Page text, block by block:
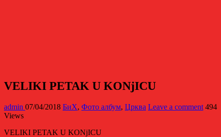
VELIKI PETAK U KONjICU
admin 07/04/2018 БиХ, Фото албум, Црква Leave a comment 494
Views
VELIKI PETAK U KONjICU